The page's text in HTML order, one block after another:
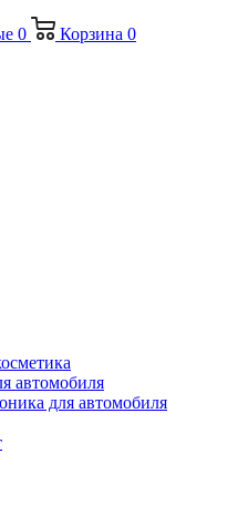
0 Корзина 0
автомобиля
для автомобиля